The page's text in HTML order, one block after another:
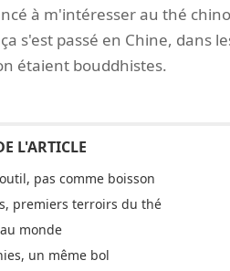
à m'intéresser au thé
s'est passé en Chine, dans
étaient bouddhistes.
pas comme boisson
premiers terroirs du thé
monde
un même bol